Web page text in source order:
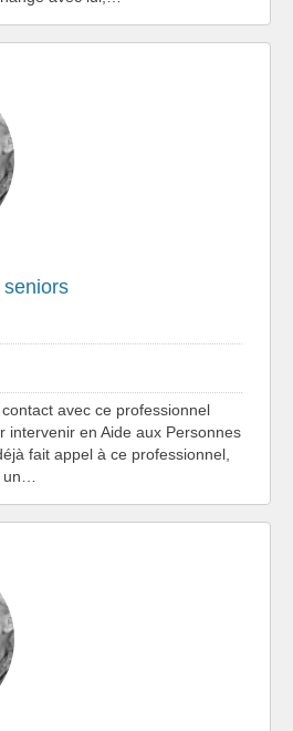
avec ce professionnel
intervenir en Aide aux Personnes
fait appel à ce professionnel,